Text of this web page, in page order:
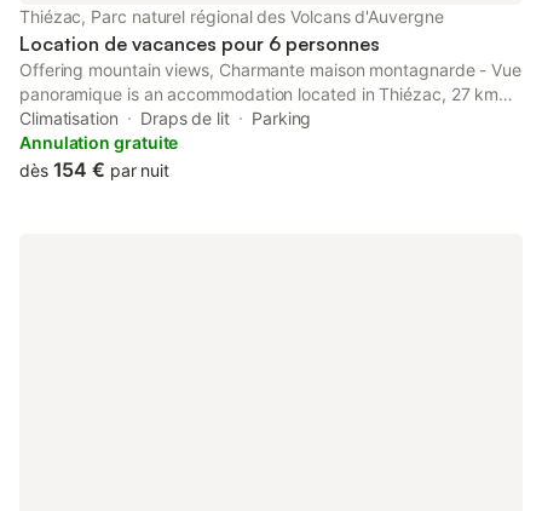
Thiézac, Parc naturel régional des Volcans d'Auvergne
Location de vacances pour 6 personnes
Offering mountain views, Charmante maison montagnarde - Vue
panoramique is an accommodation located in Thiézac, 27 km
from Aurillac train station and 27 km from Cantal Auvergne
Stadium.
Climatisation Draps de lit
Parking
Annulation gratuite
dès 154 € par nuit